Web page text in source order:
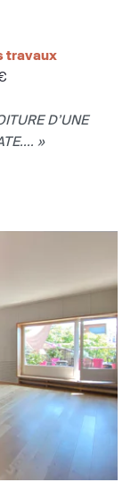
travaux
D’UNE
»